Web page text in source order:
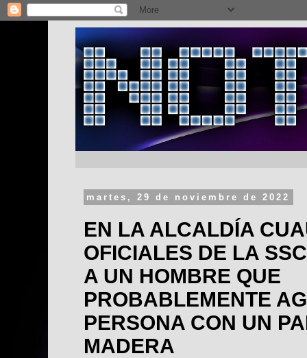
martes, 29 de noviembre de 2022
EN LA ALCALDÍA
OFICIALES DE LA
A UN HOMBRE QUE
PROBABLEMENTE
PERSONA CON UN
MADERA